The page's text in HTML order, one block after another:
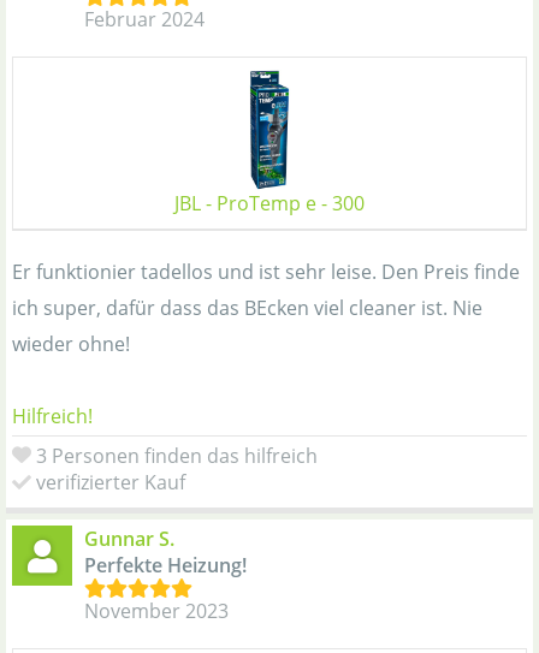
Februar 2024
JBL - ProTemp e - 300
Er funktionier tadellos und ist sehr leise. Den Preis finde
ich super, dafür dass das BEcken viel cleaner ist. Nie
wieder ohne!
Hilfreich!
3 Personen finden das hilfreich
verifizierter Kauf
Gunnar S.
Perfekte Heizung!
November 2023